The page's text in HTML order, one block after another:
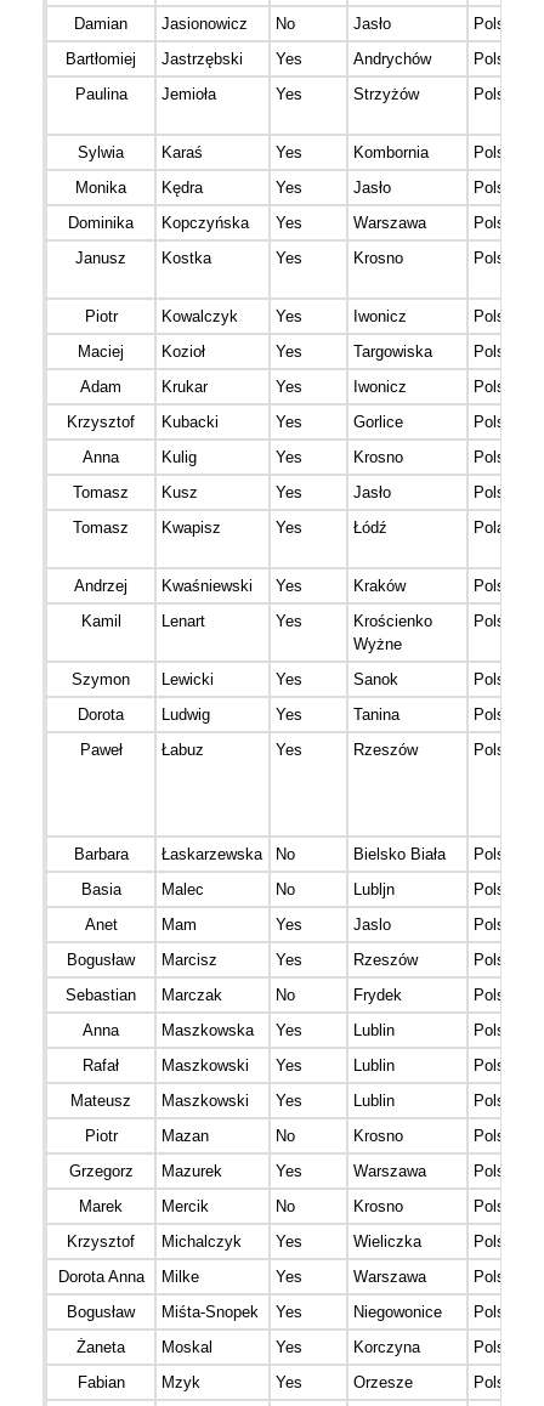
Damian
Jasionowicz No Jasło
Polska
Bartłomiej
Jastrzębski Yes Andrychów
Polska
Paulina
Jemioła Yes Strzyżów Polska
Sylwia Karaś Yes Kombornia
Polska
Monika
Kędra Yes Jasło
Polska
Dominika
Kopczyńska Yes Warszawa
Polska
Janusz
Kostka Yes Krosno Polska
Piotr Kowalczyk Yes Iwonicz
Polska
Maciej
Kozioł Yes Targowiska
Polska
Adam
Krukar Yes Iwonicz
Polska
Krzysztof
Kubacki Yes Gorlice
Polska
Anna
Kulig Yes Krosno
Polska
Tomasz
Kusz Yes Jasło
Polska
Tomasz
Kwapisz Yes Łódź Poland
Andrzej Kwaśniewski Yes Kraków
Polska
Kamil
Lenart Yes
Krościenko
Wyżne
Polska
Szymon Lewicki Yes Sanok
Polska
Dorota
Ludwig Yes Tanina
Polska
Paweł
Łabuz Yes Rzeszów Polska
Barbara Łaskarzewska No Bielsko Biała
Polska
Basia
Malec No Lubljn
Polska
Anet
Mam Yes Jaslo
Polska
Bogusław
Marcisz Yes Rzeszów
Polska
Sebastian
Marczak No Frydek
Polska
Anna
Maszkowska Yes Lublin
Polska
Rafał
Maszkowski Yes Lublin
Polska
Mateusz
Maszkowski Yes Lublin
Polska
Piotr
Mazan No Krosno
Polska
Grzegorz
Mazurek Yes Warszawa
Polska
Marek
Mercik No Krosno
Polska
Krzysztof
Michalczyk Yes Wieliczka
Polska
Dorota Anna
Milke Yes Warszawa
Polska
Bogusław
Miśta-Snopek Yes Niegowonice
Polska
Żaneta
Moskal Yes Korczyna
Polska
Fabian
Mzyk Yes Orzesze Polska